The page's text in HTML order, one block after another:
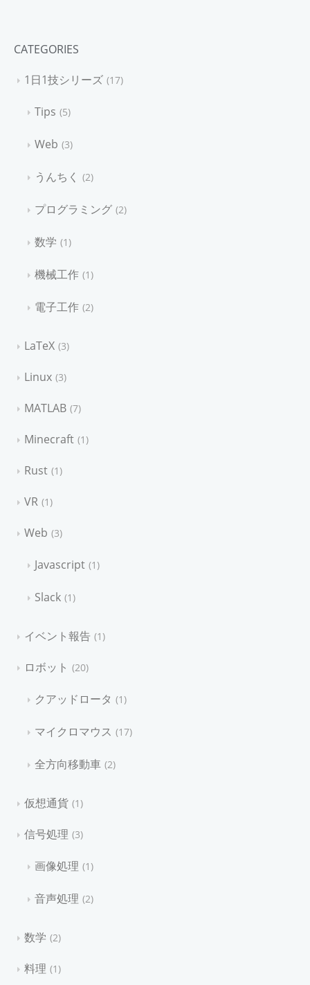
CATEGORIES
1日1技シリーズ 17
Tips 5
Web 3
うんちく 2
プログラミング 2
数学 1
機械工作 1
電子工作 2
LaTeX 3
Linux 3
MATLAB 7
Minecraft 1
Rust 1
VR 1
Web 3
Javascript 1
Slack 1
イベント報告 1
ロボット 20
クアッドロータ 1
マイクロマウス 17
全方向移動車 2
仮想通貨 1
信号処理 3
画像処理 1
音声処理 2
数学 2
料理 1